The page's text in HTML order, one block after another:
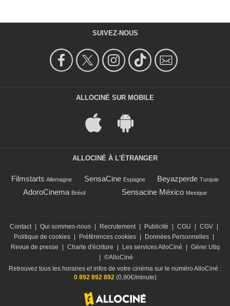
SUIVEZ-NOUS
ALLOCINÉ SUR MOBILE
ALLOCINÉ À L'ÉTRANGER
Filmstarts Allemagne SensaCine Espagne Beyazperde Turquie
AdoroCinema Brésil Sensacine México Mexique
Contact Qui sommes-nous Recrutement Publicité CGU CGV
Politique de cookies
Préférences cookies Données Personnelles
Revue de presse
Charte d'écriture Les services AlloCiné
Gérer Utiq
©AlloCiné
Retrouvez tous les horaires et infos de votre cinéma sur le numéro AlloCiné :
0 892 892 892(0,90€/minute)